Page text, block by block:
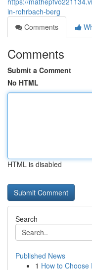
in-rohrbach-berg
Comments
Comments
Submit a Comment
No HTML
HTML is disabled
Search
Published News
1 How to